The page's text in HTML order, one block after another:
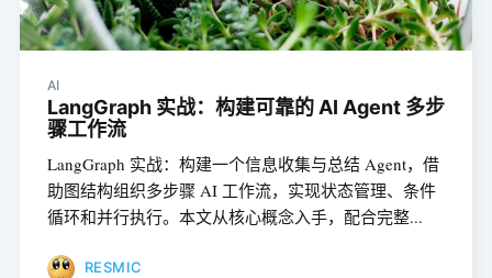
AI
LangGraph 实战：构建可靠的 AI Agent 多步
骤工作流
LangGraph 实战：构建一个信息收集与总结 Agent，借
助图结构组织多步骤 AI 工作流，实现状态管理、条件
循环和并行执行。本文从核心概念入手，配合完整...
RESMIC